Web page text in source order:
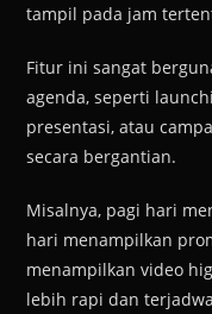
tampil pada jam
Fitur ini sangat
agenda, seperti
presentasi, atau
secara bergantian.
Misalnya, pagi hari
hari menampilkan
menampilkan video
lebih rapi dan